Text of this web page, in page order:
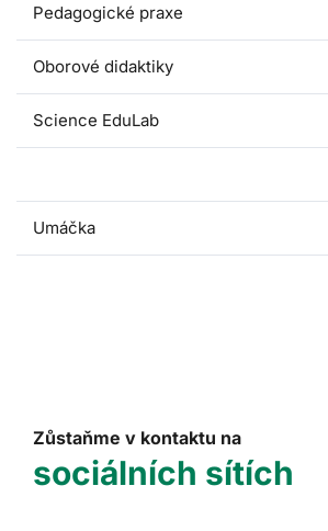
Pedagogické praxe
Oborové didaktiky
Science EduLab
Umáčka
Zůstaňme v kontaktu na
sociálních sítích